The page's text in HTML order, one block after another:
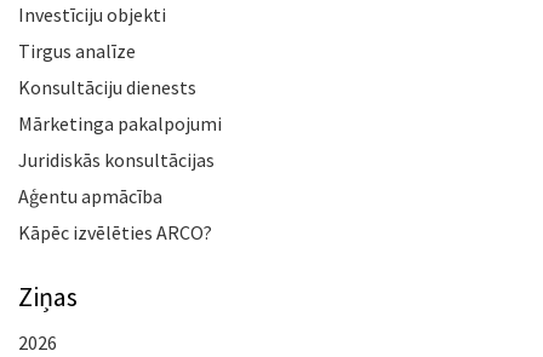
Investīciju objekti
Tirgus analīze
Konsultāciju dienests
Mārketinga pakalpojumi
Juridiskās konsultācijas
Aģentu apmācība
Kāpēc izvēlēties ARCO?
Ziņas
2026